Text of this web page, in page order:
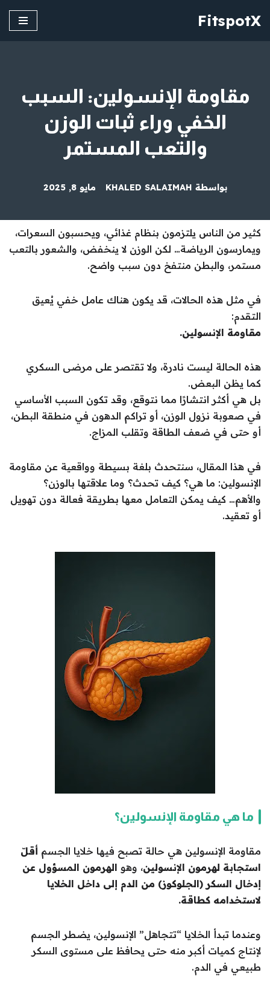
FitspotX
مقاومة الإنسولين: السبب
الخفي وراء ثبات الوزن
والتعب المستمر
بواسطة KHALED SALAIMAH مايو 8, 2025
كثير من الناس يلتزمون بنظام غذائي، ويحسبون السعرات،
ويمارسون الرياضة… لكن الوزن لا ينخفض، والشعور بالتعب
مستمر، والبطن منتفخ دون سبب واضح.
في مثل هذه الحالات، قد يكون هناك عامل خفي يُعيق
التقدم:
مقاومة الإنسولين.
هذه الحالة ليست نادرة، ولا تقتصر على مرضى السكري
كما يظن البعض.
بل هي أكثر انتشارًا مما نتوقع، وقد تكون السبب الأساسي
في صعوبة نزول الوزن، أو تراكم الدهون في منطقة البطن،
أو حتى في ضعف الطاقة وتقلب المزاج.
في هذا المقال، سنتحدث بلغة بسيطة وواقعية عن مقاومة
الإنسولين: ما هي؟ كيف تحدث؟ وما علاقتها بالوزن؟
والأهم… كيف يمكن التعامل معها بطريقة فعالة دون تهويل
أو تعقيد.
ما هي مقاومة الإنسولين؟
مقاومة الإنسولين هي حالة تصبح فيها خلايا الجسم أقلّ
استجابة لهرمون الإنسولين، وهو الهرمون المسؤول عن
إدخال السكر (الجلوكوز) من الدم إلى داخل الخلايا
لاستخدامه كطاقة.
وعندما تبدأ الخلايا “تتجاهل” الإنسولين، يضطر الجسم
لإنتاج كميات أكبر منه حتى يحافظ على مستوى السكر
طبيعي في الدم.